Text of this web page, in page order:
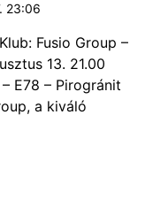
23:06
Fusio Group –
13. 21.00
E78 – Pirogránit
a kiváló